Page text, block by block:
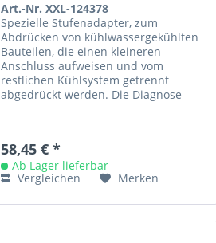
Art.-Nr. XXL-124378
Spezielle Stufenadapter, zum
Abdrücken von kühlwassergekühlten
Bauteilen, die einen kleineren
Anschluss aufweisen und vom
restlichen Kühlsystem getrennt
abgedrückt werden. Die Diagnose
58,45 € *
Ab Lager lieferbar
Vergleichen
Merken